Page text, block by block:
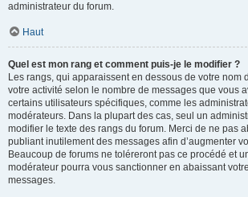
administrateur du forum.
Haut
Quel est mon rang et comment puis-je le modifier ?
Les rangs, qui apparaissent en dessous de votre nom
votre activité selon le nombre de messages que vous
certains utilisateurs spécifiques, comme les
modérateurs. Dans la plupart des cas, seul un
modifier le texte des rangs du forum. Merci de ne pas
publiant inutilement des messages afin d’augmenter
Beaucoup de forums ne toléreront pas ce procédé et
modérateur pourra vous sanctionner en abaissant
messages.